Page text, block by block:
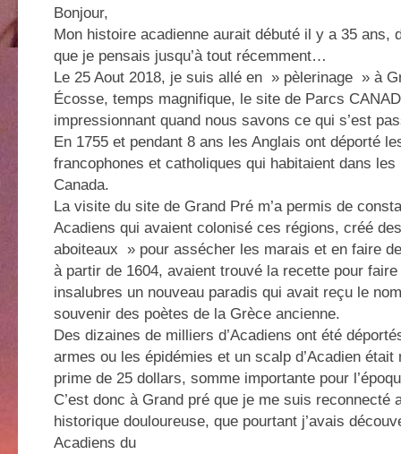
Bonjour,
Mon histoire acadienne aurait débuté il y a 35 ans,
que je pensais jusqu’à tout récemment…
Le 25 Aout 2018, je suis allé en » pèlerinage » à
Écosse, temps magnifique, le site de Parcs
impressionnant quand nous savons ce qui s’est
En 1755 et pendant 8 ans les Anglais ont déporté
francophones et catholiques qui habitaient dans
Canada.
La visite du site de Grand Pré m’a permis de
Acadiens qui avaient colonisé ces régions, créé
aboiteaux » pour assécher les marais et en faire
à partir de 1604, avaient trouvé la recette pour
insalubres un nouveau paradis qui avait reçu le
souvenir des poètes de la Grèce ancienne.
Des dizaines de milliers d’Acadiens ont été
armes ou les épidémies et un scalp d’Acadien était
prime de 25 dollars, somme importante pour
C’est donc à Grand pré que je me suis reconnecté
historique douloureuse, que pourtant j’avais
Acadiens du